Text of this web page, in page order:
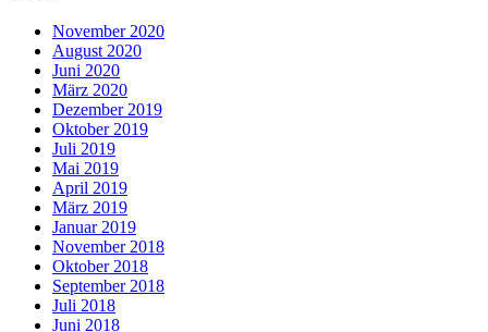
November 2020
August 2020
Juni 2020
März 2020
Dezember 2019
Oktober 2019
Juli 2019
Mai 2019
April 2019
März 2019
Januar 2019
November 2018
Oktober 2018
September 2018
Juli 2018
Juni 2018